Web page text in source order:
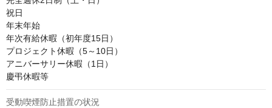
祝日
年末年始
年次有給休暇（初年度15日）
プロジェクト休暇（5～10日）
アニバーサリー休暇（1日）
慶弔休暇等
受動喫煙防止措置の状況